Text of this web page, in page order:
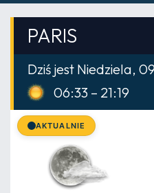
PARIS
Dziś jest Niedziela,
06:33 – 21:19
AKTUALNIE